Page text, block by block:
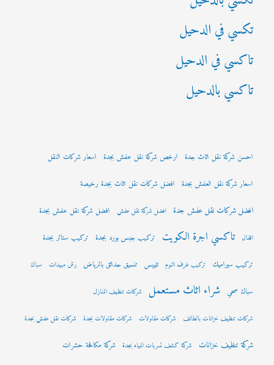
تكسي في الدحيل
تاكسي في الدحيل
تاكسي بالدحيل
احسن شركة نقل اثاث جدة ارخص شركة نقل عفش بجدة اسعار شركات النقل
اسعار شركة نقل العفش بجدة افضل شركات نقل اثاث بجدة رخيصة
افضل شركات نقل عفش جدة افضل شركة نقل عفش افضل شركة نقل عفش بجدة
اقفال تاكسي اجرة الكويت تركيب جبس بورد بجدة تركيب ستائر بجدة
تركيب سيراميك تركيب غرف النوم تلييس تنسيق حدائق بالرياض رش مبيدات سباك
سباك صحي شراء اثاث مستعمل شركات تنظيف المنازل
شركات تنظيف خزانات بالطائف شركات مقاولات شركات مقاولات بجدة شركات نقل عفش بجدة
شركة تنظيف خزانات شركة كشف تسربات المياه بجدة شركة مكافحة حشرات